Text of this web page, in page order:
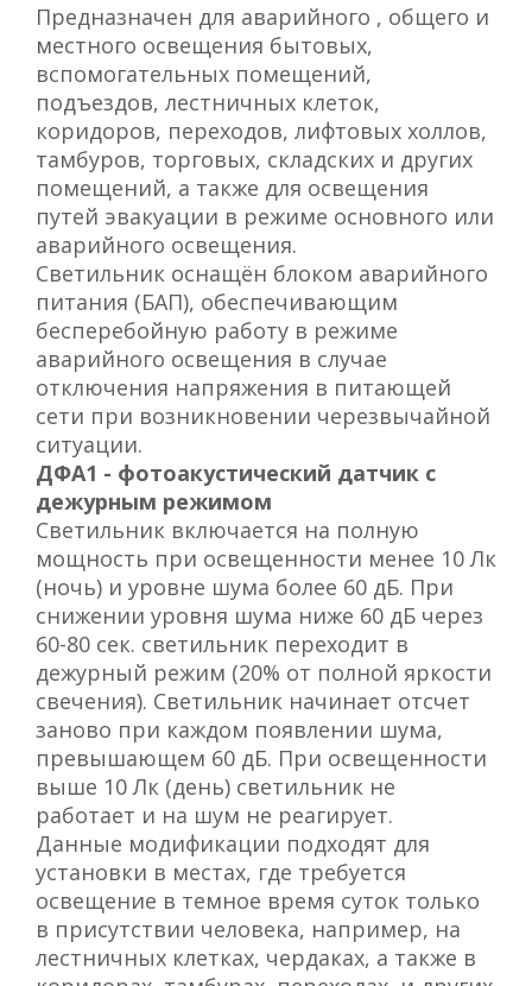
Предназначен для аварийного , общего и
местного освещения бытовых,
вспомогательных помещений,
подъездов, лестничных клеток,
коридоров, переходов, лифтовых холлов,
тамбуров, торговых, складских и других
помещений, а также для освещения
путей эвакуации в режиме основного или
аварийного освещения.
Светильник оснащён блоком аварийного
питания (БАП), обеспечивающим
бесперебойную работу в режиме
аварийного освещения в случае
отключения напряжения в питающей
сети при возникновении черезвычайной
ситуации.
ДФА1 - фотоакустический датчик с
дежурным режимом
Светильник включается на полную
мощность при освещенности менее 10 Лк
(ночь) и уровне шума более 60 дБ. При
снижении уровня шума ниже 60 дБ через
60-80 сек. светильник переходит в
дежурный режим (20% от полной яркости
свечения). Светильник начинает отсчет
заново при каждом появлении шума,
превышающем 60 дБ. При освещенности
выше 10 Лк (день) светильник не
работает и на шум не реагирует.
Данные модификации подходят для
установки в местах, где требуется
освещение в темное время суток только
в присутствии человека, например, на
лестничных клетках, чердаках, а также в